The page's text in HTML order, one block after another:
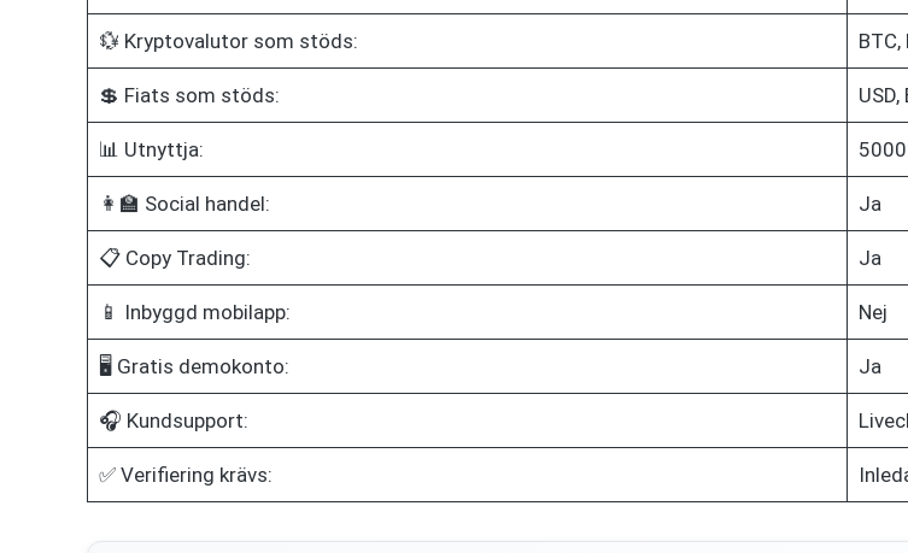
💱 Kryptovalutor som stöds: BTC,
💲 Fiats som stöds: USD,
📊 Utnyttja:
👩‍🏫 Social handel: Ja
📋 Copy Trading: Ja
📱 Inbyggd mobilapp: Nej
🖥️ Gratis demokonto: Ja
🎧 Kundsupport:
✅ Verifiering krävs: